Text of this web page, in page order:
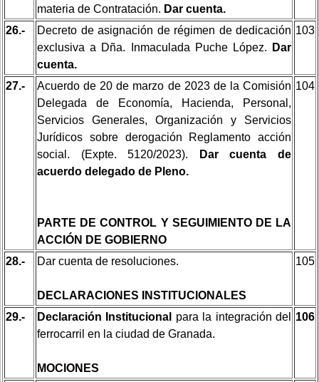
materia de Contratación. Dar cuenta.
26.-
Decreto de asignación de régimen de dedicación
exclusiva a Dña. Inmaculada Puche López.
Dar
cuenta.
103
27.-
Acuerdo de 20 de marzo de 2023 de la Comisión
Delegada de Economía, Hacienda, Personal,
Servicios Generales, Organización y Servicios
Jurídicos sobre derogación Reglamento acción
social. (Expte. 5120/2023).
Dar cuenta de
acuerdo delegado de Pleno.
PARTE DE CONTROL Y SEGUIMIENTO DE LA
ACCIÓN DE GOBIERNO
104
28.- Dar cuenta de resoluciones.
DECLARACIONES INSTITUCIONALES
105
29.- Declaración Institucional para la integración del
ferrocarril en la ciudad de Granada.
MOCIONES
106